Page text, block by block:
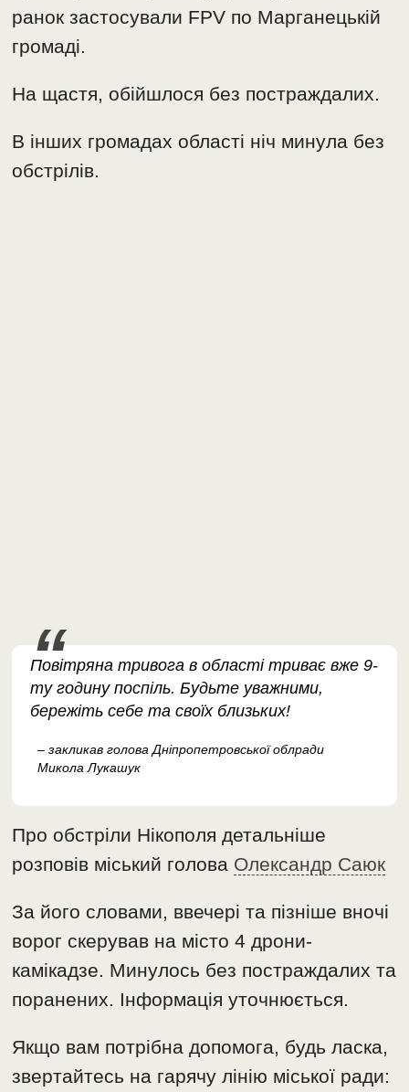
ранок застосували FPV по Марганецькій
громаді.
На щастя, обійшлося без постраждалих.
В інших громадах області ніч минула без
обстрілів.
Повітряна тривога в області триває вже 9-
ту годину поспіль. Будьте уважними,
бережіть себе та своїх близьких!
– закликав голова Дніпропетровської облради
Микола Лукашук
Про обстріли Нікополя детальніше
розповів міський голова Олександр Саюк
За його словами, ввечері та пізніше вночі
ворог скерував на місто 4 дрони-
камікадзе. Минулось без постраждалих та
поранених. Інформація уточнюється.
Якщо вам потрібна допомога, будь ласка,
звертайтесь на гарячу лінію міської ради: